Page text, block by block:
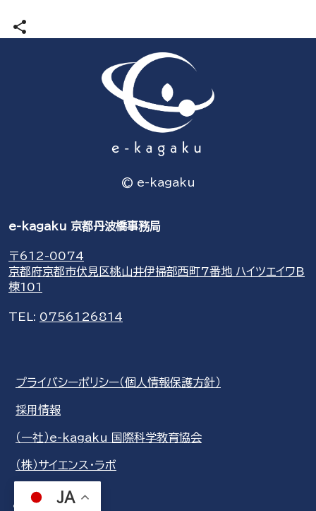
share
© e-kagaku
e-kagaku 京都丹波橋事務局
〒612-0074
京都府京都市伏見区桃山井伊掃部西町7番地 ハイツエイワB
棟101
TEL: 0756126814
プライバシーポリシー（個人情報保護方針）
採用情報
（一社）e-kagaku 国際科学教育協会
（株）サイエンス・ラボ
share
JA